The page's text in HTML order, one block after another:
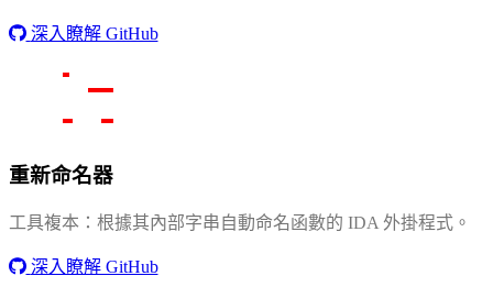
深入瞭解 GitHub
重新命名器
工具複本：根據其內部字串自動命名函數的 IDA 外掛程式。
深入瞭解 GitHub